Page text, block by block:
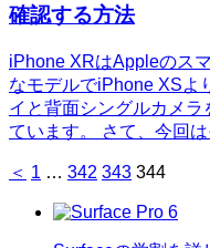
確認する方法
iPhone XRはAppleのス
なモデルでiPhone XSよ
イと背面シングルカメ
ています。 さて、今回
＜ 1 … 342 343 344